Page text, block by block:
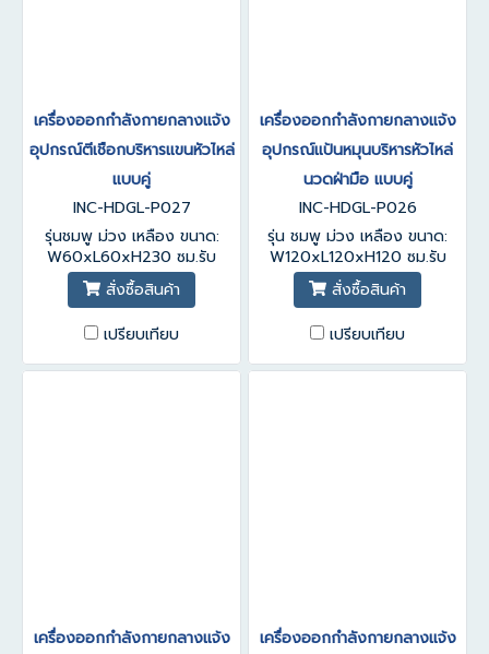
เครื่องออกกำลังกายกลางแจ้ง
อุปกรณ์ตีเชือกบริหารแขนหัวไหล่
แบบคู่
INC-HDGL-P027
รุ่นชมพู ม่วง เหลือง ขนาด:
W60xL60xH230 ซม.รับ
ประกันสินค้า 1-3 ปี
สั่งซื้อสินค้า
เปรียบเทียบ
เครื่องออกกำลังกายกลางแจ้ง
อุปกรณ์แป้นหมุนบริหารหัวไหล่
นวดฝ่ามือ แบบคู่
INC-HDGL-P026
รุ่น ชมพู ม่วง เหลือง ขนาด:
W120xL120xH120 ซม.รับ
ประกันสินค้า 1-3 ปี
สั่งซื้อสินค้า
เปรียบเทียบ
เครื่องออกกำลังกายกลางแจ้ง
เครื่องออกกำลังกายกลางแจ้ง